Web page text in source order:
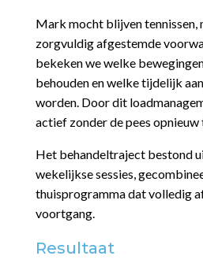
Mark mocht blijven tennissen,
zorgvuldig afgestemde
bekeken we welke
behouden en welke tijdelijk
worden. Door dit
actief zonder de pees
Het behandeltraject bestond
wekelijkse sessies,
thuisprogramma dat volledig
voortgang.
Resultaat